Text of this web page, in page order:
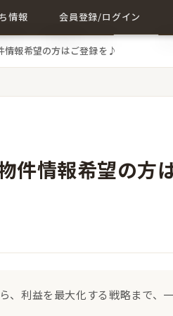
情報
する記事一覧
会員登録/ログイン
会員登録
情報希望の方はご登録を♪
件情報希望の方
、利益を最大化する戦略まで、一